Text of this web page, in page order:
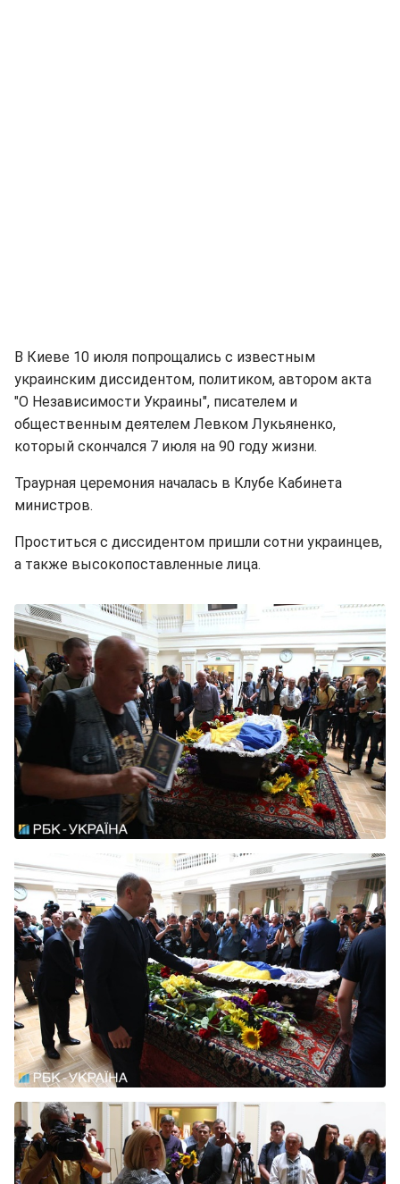
В Киеве 10 июля попрощались с известным
украинским диссидентом, политиком, автором акта
"О Независимости Украины", писателем и
общественным деятелем Левком Лукьяненко,
который скончался 7 июля на 90 году жизни.
Траурная церемония началась в Клубе Кабинета
министров.
Проститься с диссидентом пришли сотни украинцев,
а также высокопоставленные лица.